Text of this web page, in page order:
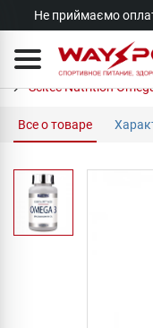
Не приймаємо
Scitec Nutrition
Все о товаре